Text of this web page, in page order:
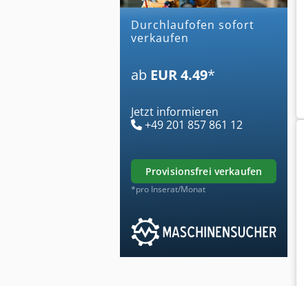
durchlaufofen sofort
verkaufen
ab EUR 4.49*
Jetzt informieren
+49 201 857 861 12
provisionsfrei verkaufen
*pro Inserat/Monat